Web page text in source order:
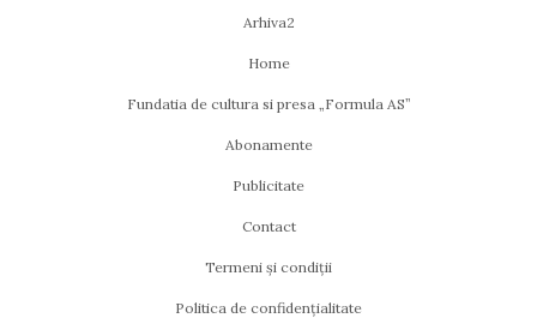
Arhiva2
Home
Fundatia de cultura si presa „Formula AS”
Abonamente
Publicitate
Contact
Termeni și condiții
Politica de confidențialitate